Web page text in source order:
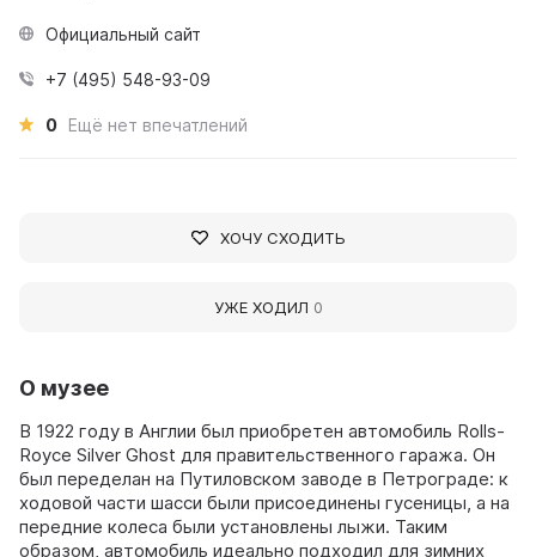
О музее
В 1922 году в Англии был приобретен автомобиль Rolls-
Royce Silver Ghost для правительственного гаража. Он
был переделан на Путиловском заводе в Петрограде: к
ходовой части шасси были присоединены гусеницы, а на
передние колеса были установлены лыжи. Таким
образом, автомобиль идеально подходил для зимних
Официальный сайт
+7 (495) 548-93-09
0 Ещё нет впечатлений
ХОЧУ СХОДИТЬ
УЖЕ ХОДИЛ 0